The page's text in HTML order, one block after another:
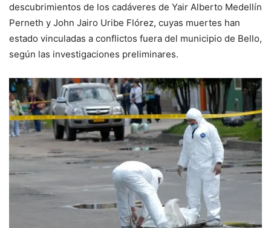
descubrimientos de los cadáveres de Yair Alberto Medellín
Perneth y John Jairo Uribe Flórez, cuyas muertes han
estado vinculadas a conflictos fuera del municipio de Bello,
según las investigaciones preliminares.